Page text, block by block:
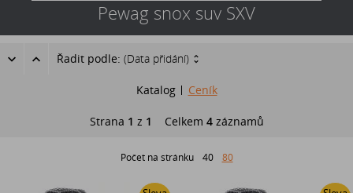
Pewag snox suv SXV
Řadit podle: (Data přidání)
Katalog Ceník
Strana 1 z 1 Celkem 4záznamů
Počet na stránku 40 80